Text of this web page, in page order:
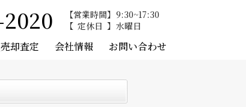
営業時間
9:30~17:30
定休日
水曜日
売却査定 会社情報 お問い合わせ